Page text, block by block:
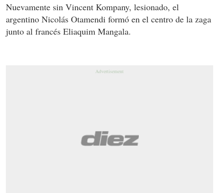
Nuevamente sin Vincent Kompany, lesionado, el
argentino Nicolás Otamendi formó en el centro de la zaga
junto al francés Eliaquim Mangala.